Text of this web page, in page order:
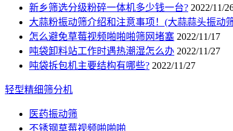
新乡筛选分级粉碎一体机多少钱一台? 2022/11/
大蒜粉振动筛介绍和注意事项！(大蒜蒜头振动
怎么避免草莓视频啪啪啪筛网堵塞 2022/11/17
吨袋卸料站工作时遇热潮湿怎么办 2022/11/27
吨袋拆包机主要结构有哪些? 2022/11/27
轻型精细筛分机
医药振动筛
不锈钢草莓视频啪啪啪